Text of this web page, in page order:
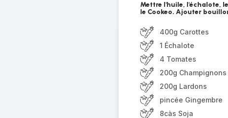
Mettre l'huile, l'échalote,
le Cookeo. Ajouter
400g Carottes
1 Échalote
4 Tomates
200g Champignons
200g Lardons
pincée Gingembre
8càs Soja